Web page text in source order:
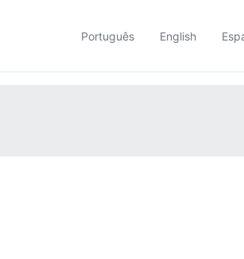
Português English